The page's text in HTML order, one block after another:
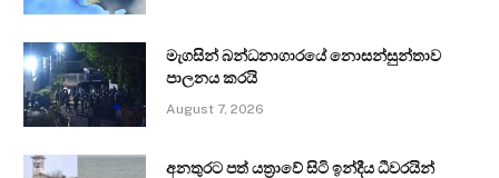
මැගසින් බන්ධනාගාරයේ නොසන්සුන්තාව
පාලනය කරයි
August 7, 2026
අනතුරට පත් යත්‍රාවේ සිටි ඉන්දීය ධීවරයින්